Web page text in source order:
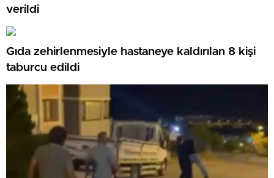
verildi
Gıda zehirlenmesiyle hastaneye kaldırılan 8 kişi
taburcu edildi